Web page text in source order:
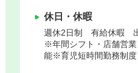
休日・休暇
週休2日制 有給休暇
※年間シフト・店舗営
能※育児短時間勤務制度